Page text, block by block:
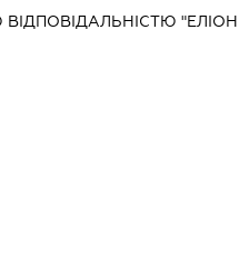
"ЕЛІОН